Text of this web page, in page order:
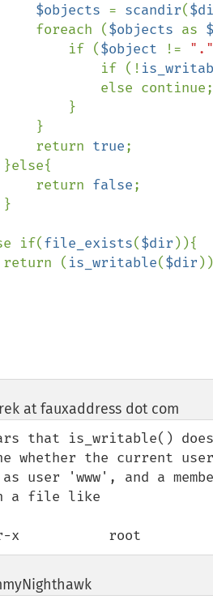
$objects = scandir(
            foreach (
$objects as
                if (
$object != "."
                    if (!
            return
true;
            return
false;
if(
file_exists($dir )){
        return (
is_writable($dir
at fauxaddress dot com
that is_writable()
whether the current
as user 'www', and a
a file like
x           root
¶